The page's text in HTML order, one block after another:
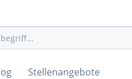
Stellenangebote